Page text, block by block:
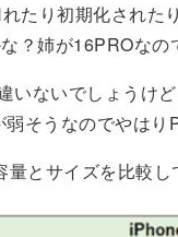
たり初期化された
？姉が16PROな
ないでしょうけ
そうなのでやは
とサイズを比較し